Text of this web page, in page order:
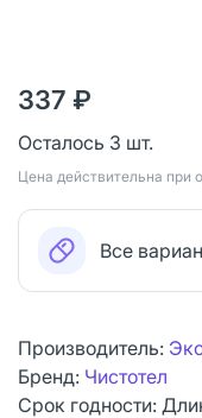
337 ₽
Осталось 3 шт.
Цена действительна при
Все
Производитель:
Бренд: Чистотел
Срок годности: